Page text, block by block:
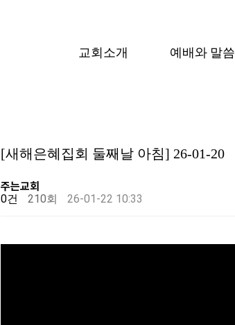
교회소개 예배와 말씀
[새해은혜집회 둘째날 아침] 26-01-20
주는교회
0건
210회 26-01-22 10:33